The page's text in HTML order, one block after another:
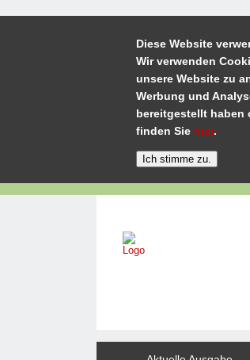
Diese Website
Wir verwenden
unsere Website zu
Werbung und
bereitgestellt haben
finden Sie hier.